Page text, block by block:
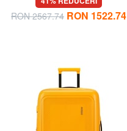
RON 2567.74 RON 1522.74